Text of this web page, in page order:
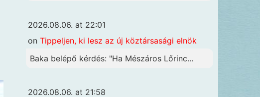
2026.08.06. at 22:01
on Tippeljen, ki lesz az új köztársasági elnök
Baka belépő kérdés: "Ha Mészáros Lőrinc...
2026.08.06. at 21:58